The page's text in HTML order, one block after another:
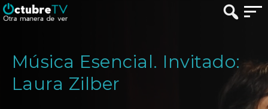
Música Esencial. Invitado:
Laura Zilber